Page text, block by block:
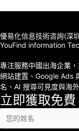
優易化信息技術咨詢(深
YouFind information
專注服務中國出海企業
網站建置、Google Ads
名、AI 搜尋可見度與海
立即獲取免費